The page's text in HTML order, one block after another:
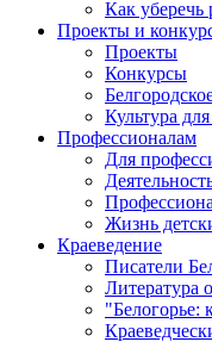
Как уберечь
Проекты и
Проекты
Конкурсы
Культура
Профессионалам
Для
Жизнь
Краеведение
Писатели
Литература